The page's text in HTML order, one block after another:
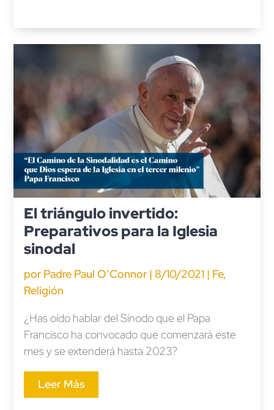
El triángulo invertido:
Preparativos para la Iglesia
sinodal
por Padre Paul O’Connor| 8/10/2021| Fe,
Religión
¿Has oído hablar del Sínodo que el Papa
Francisco ha convocado que comenzará este
mes y se extenderá hasta 2023?
Leer Más